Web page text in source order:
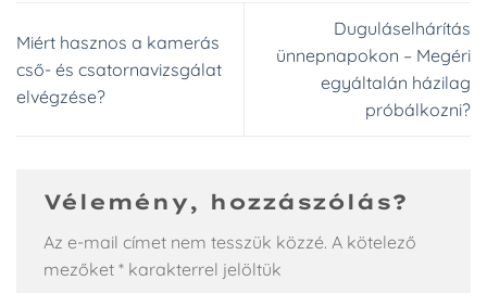
Miért hasznos a kamerás
cső- és csatornavizsgálat
elvégzése?
Duguláselhárítás
ünnepnapokon – Megéri
egyáltalán házilag
próbálkozni?
Vélemény, hozzászólás?
Az e-mail címet nem tesszük közzé. A kötelező
mezőket * karakterrel jelöltük